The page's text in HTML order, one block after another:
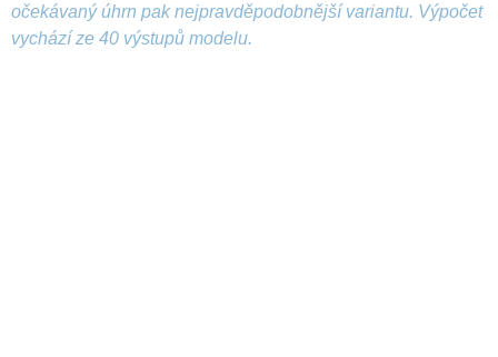
očekávaný úhrn pak nejpravděpodobnější variantu. Výpočet
vychází ze 40 výstupů modelu.